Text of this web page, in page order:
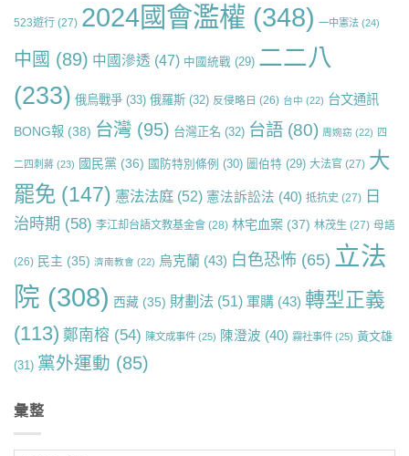
523遊行 (27) 2024國會濫權 (348) 一中憲法 (24)
中國 (89) 中國滲透 (47) 中國統戰 (29) 二二八
(233) 俄烏戰爭 (33) 俄羅斯 (32) 反侵略日 (26) 台中 (22) 台文通訊
BONG報 (38) 台灣 (95) 台灣正名 (32) 台語 (80) 周婉窈 (22) 四
二四刺蔣 (23) 國民黨 (36) 國防特別條例 (30) 圖伯特 (29) 大法官 (27) 大
罷免 (147) 憲法法庭 (52) 憲法訴訟法 (40) 抵抗史 (27) 日
治時期 (58) 李江却台語文教基金會 (28) 林宅血案 (37) 林茂生 (27) 母語
(26) 民主 (35) 濟南教會 (22) 烏克蘭 (43) 白色恐怖 (65) 立法
院 (308) 西藏 (35) 財劃法 (51) 軍購 (43) 轉型正義
(113) 鄭南榕 (54) 陳文成事件 (25) 陳澄波 (40) 霧社事件 (25) 黃文雄
(31) 黨外運動 (85)
彙整